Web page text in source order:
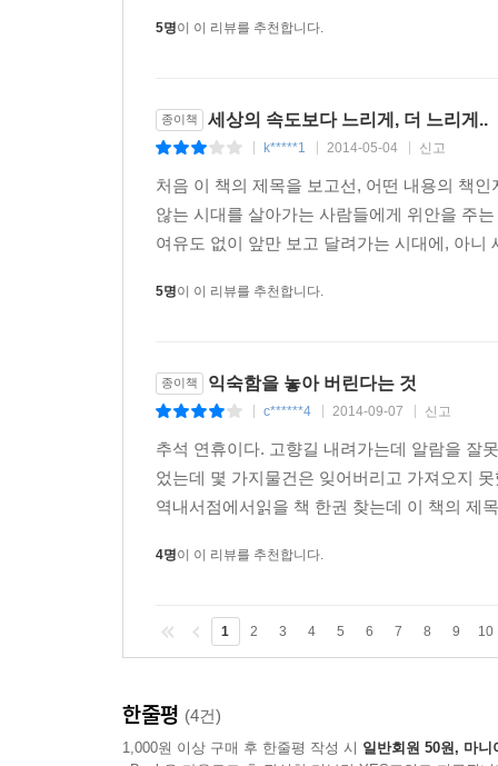
노래.
어른이 된 나는 어지러워. -「어른이 된 나는 어지
--- 본문 중에서
5명이 이 리뷰를 추천합니다.
종이책 세상의 속도보다 느리게, 더 느리게..
k*****1 2014-05-04 신고
처음 이 책의 제목을 보고선, 어떤 내용의 책
않는 시대를 살아가는 사람들에게 위안을 주
여유도 없이 앞만 보고 달려가는 시대에, 아
5명이 이 리뷰를 추천합니다.
종이책 익숙함을 놓아 버린다는 것
c******4 2014-09-07 신고
추석 연휴이다. 고향길 내려가는데 알람을 잘
었는데 몇 가지물건은 잊어버리고 가져오지
역내서점에서읽을 책 한권 찾는데 이 책의 제
4명이 이 리뷰를 추천합니다.
1 2 3 4 5 6 7 8 9 10
한줄평 (4건)
1,000원 이상 구매 후 한줄평 작성 시 일반회원 50원, 마니